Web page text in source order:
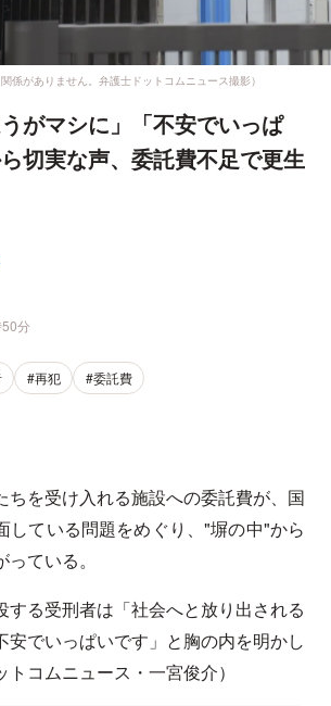
係がありません。弁護士ドットコムニュース撮影）
うがマシに」「不安でいっぱ
切実な声、委託費不足で更生
分
#再犯 #委託費
ちを受け入れる施設への委託費が、国
している問題をめぐり、"塀の中"から
ている。
する受刑者は「社会へと放り出される
安でいっぱいです」と胸の内を明かし
コムニュース・一宮俊介）